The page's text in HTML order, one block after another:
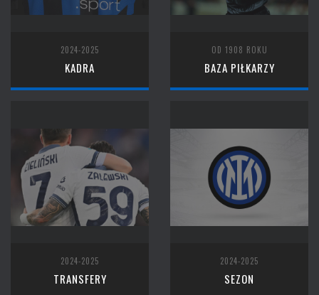
2024-2025
KADRA
OD 1908 ROKU
BAZA PIŁKARZY
2024-2025
TRANSFERY
2024-2025
SEZON